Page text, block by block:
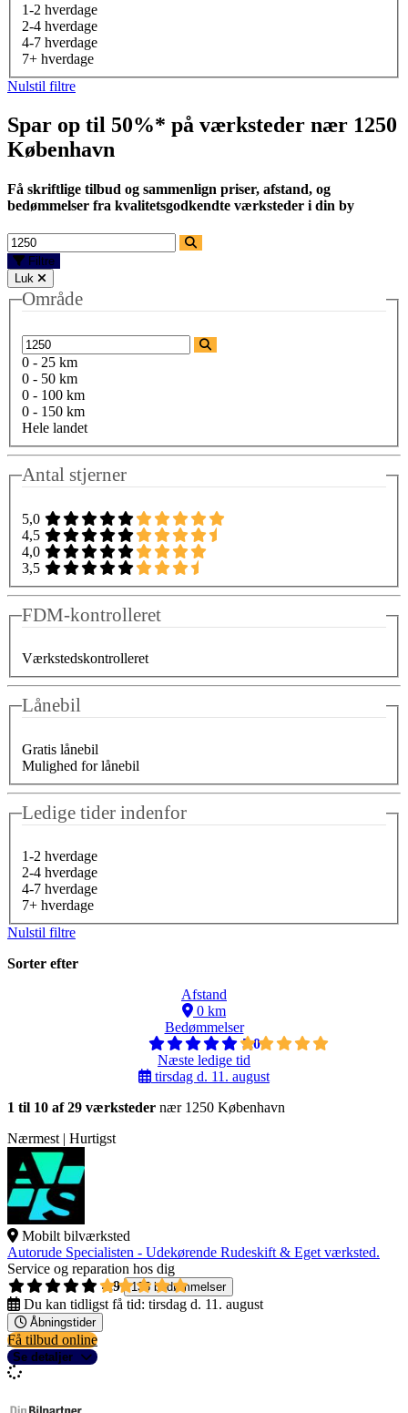
1-2 hverdage
2-4 hverdage
4-7 hverdage
7+ hverdage
Nulstil filtre
Spar op til 50%* på værksteder nær 1250
København
Få skriftlige tilbud og sammenlign priser, afstand, og
bedømmelser fra kvalitetsgodkendte værksteder i din by
Filtre
Luk
Område
0 - 25 km
0 - 50 km
0 - 100 km
0 - 150 km
Hele landet
Antal stjerner
5,0
4,5
4,0
3,5
FDM-kontrolleret
Værkstedskontrolleret
Lånebil
Gratis lånebil
Mulighed for lånebil
Ledige tider indenfor
1-2 hverdage
2-4 hverdage
4-7 hverdage
7+ hverdage
Nulstil filtre
Sorter efter
Afstand
0 km
Bedømmelser
5,0
Næste ledige tid
tirsdag d. 11. august
1 til 10 af 29 værksteder nær 1250 København
Nærmest | Hurtigst
Mobilt bilværksted
Autorude Specialisten - Udekørende Rudeskift & Eget værksted.
Service og reparation hos dig
4,9
135 bedømmelser
Du kan tidligst få tid: tirsdag d. 11. august
Åbningstider
Få tilbud online
Se detaljer